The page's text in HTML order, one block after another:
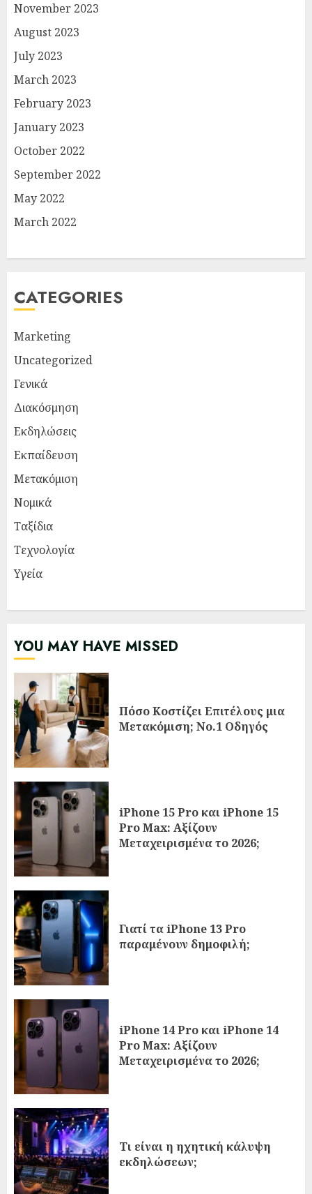
November 2023
August 2023
July 2023
March 2023
February 2023
January 2023
October 2022
September 2022
May 2022
March 2022
CATEGORIES
Marketing
Uncategorized
Γενικά
Διακόσμηση
Εκδηλώσεις
Εκπαίδευση
Μετακόμιση
Νομικά
Ταξίδια
Τεχνολογία
Υγεία
YOU MAY HAVE MISSED
Πόσο Κοστίζει Επιτέλους μια
Μετακόμιση; Νο.1 Οδηγός
iPhone 15 Pro και iPhone 15
Pro Max: Αξίζουν
Μεταχειρισμένα το 2026;
Γιατί τα iPhone 13 Pro
παραμένουν δημοφιλή;
iPhone 14 Pro και iPhone 14
Pro Max: Αξίζουν
Μεταχειρισμένα το 2026;
Τι είναι η ηχητική κάλυψη
εκδηλώσεων;